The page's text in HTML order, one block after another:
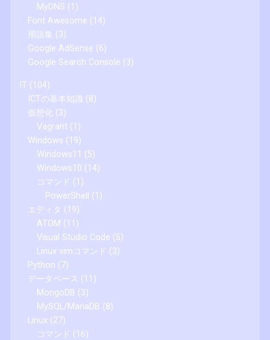
MyDNS (1)
Font Awesome (14)
用語集 (3)
Google AdSense (6)
Google Search Console (3)
IT (104)
ICTの基本知識 (8)
仮想化 (3)
Vagrant (1)
Windows (19)
Windows11 (5)
Windows10 (14)
コマンド (1)
PowerShell
(1)
エディタ (19)
ATOM (11)
Visual Studio Code (5)
Linux vimコマンド (3)
Python (7)
データベース (11)
MongoDB (3)
MySQL/MariaDB (8)
Linux (27)
コマンド (16)